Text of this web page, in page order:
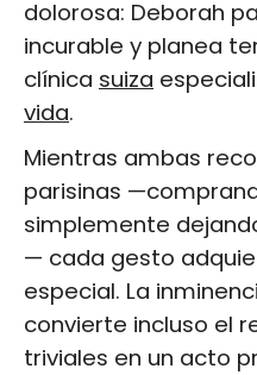
dolorosa: Deborah
incurable y planea
clínica suiza
vida.
Mientras ambas
parisinas
simplemente
— cada gesto
especial. La
convierte incluso el
triviales en un acto